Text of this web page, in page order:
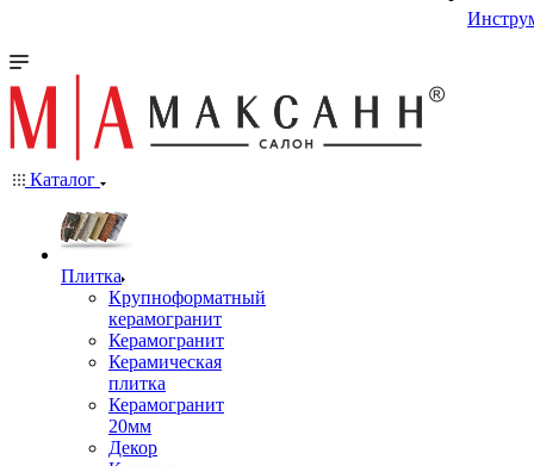
Каталог
Плитка
Крупноформатный
керамогранит
Керамогранит
Керамическая
плитка
Керамогранит
20мм
Декор